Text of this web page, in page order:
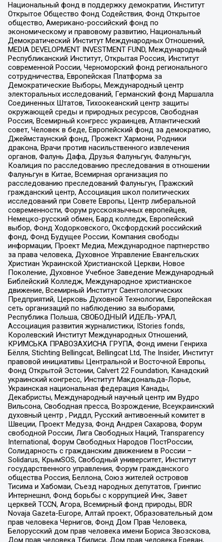
Национальный фонд в поддержку демократии, Институт
Открытое Общество Фонд Содействия, Фонд Открытое
общество, Американо-российский фонд по
экономическому и правовому развитию, Национальный
Демократический Институт Международных Отношений,
MEDIA DEVELOPMENT INVESTMENT FUND, Международный
Республиканский Институт, Открытая Россия, Институт
современной России, Черноморский фонд регионального
сотрудничества, Европейская Платформа за
Демократические Выборы, Международный центр
электоральных исследований, Германский фонд Маршалла
Соединенных Штатов, Тихоокеанский центр защиты
окружающей среды и природных ресурсов, Свободная
Россия, Всемирный конгресс украинцев, Атлантический
совет, Человек в беде, Европейский фонд за демократию,
Джеймстаунский фонд, Прожект Хармони, Родники
дракона, Врачи против насильственного извлечения
органов, Фалунь Дафа, Друзья Фалуньгун, Фалуньгун,
Коалиция по расследованию преследования в отношении
Фалуньгун в Китае, Всемирная организация по
расследованию преследований Фалуньгун, Пражский
гражданский центр, Ассоциация школ политических
исследований при Совете Европы, Центр либеральной
современности, Форум русскоязычных европейцев,
Немецко-русский обмен, Бард колледж, Европейский
выбор, Фонд Ходорковского, Оксфордский российский
фонд, Фонд Будущее России, Компания свободы
информации, Проект Медиа, Международное партнерство
за права человека, Духовное Управление Евангельских
Христиан Украинской Христианской Церкви, Новое
Поколение, Духовное Учебное Заведение Международный
Библейский Колледж, Международное христианское
движение, Всемирный Институт Саентологических
Предприятий, Церковь Духовной Технологии, Европейская
сеть организаций по наблюдению за выборами,
Республика Польша, СВОБОДНЫЙ ИДЕЛЬ-УРАЛ,
Ассоциация развития журналистики, IStories fonds,
Королевский Институт Международных Отношений,
КРИМСЬКА ПРАВОЗАХИСНА ГРУПА, Фонд имени Генриха
Бёлля, Stichting Bellingcat, Bellingcat Ltd, The Insider, Институт
правовой инициативы Центральной и Восточной Европы,
Фонд Открытой Эстонии, Calvert 22 Foundation, Канадский
украинский конгресс, Институт Макдональда-Лорье,
Украинская национальная федерация Канады,
Декабристы, Международный научный центр им Вудро
Вильсона, Свободная пресса, Возрождение, Всеукраинский
духовный центр , Риддл, Русский антивоенный комитет в
Швеции, Проект Медуза, Фонд Андрея Сахарова, Форум
свободной России, Лига Свободных Наций, Transparеncy
International, Форум Свободных Народов ПостРоссии,
Солидарность с гражданским движением в России –
Solidarus, КрымSOS, Свободный университет, Институт
государственного управления, Форум гражданского
общества Россия, Беллона, Союз жителей островов
Тисима и Хабомаи, Съезд народных депутатов, Гринпис
Интернешнл, Фонд борьбы с коррупцией Инк, Завет
церквей TCCN, Агора, Всемирный фонд природы, BDR
Novaja Gazeta-Europe, Алтай проект, Образовательный дом
прав человека Чернигов, Фонд Дом Прав Человека,
Белорусский дом прав человека имени Бориса Звозскова,
Дом прав человека Тбилиси, Дом прав человека Ереван,